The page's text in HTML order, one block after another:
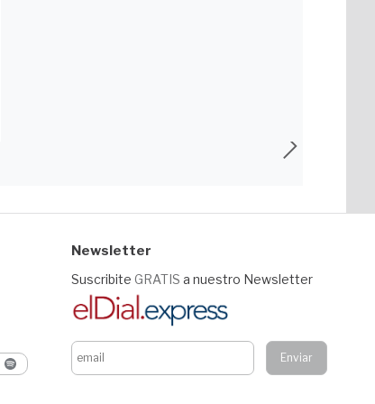
Newsletter
Suscribite GRATIS a nuestro Newsletter